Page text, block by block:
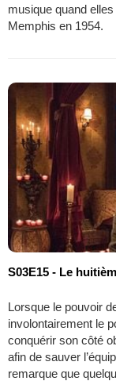
musique quand
Memphis en 1954.
S03E15 - Le
Lorsque le pouvoir
involontairement le
conquérir son côté
afin de sauver
remarque que